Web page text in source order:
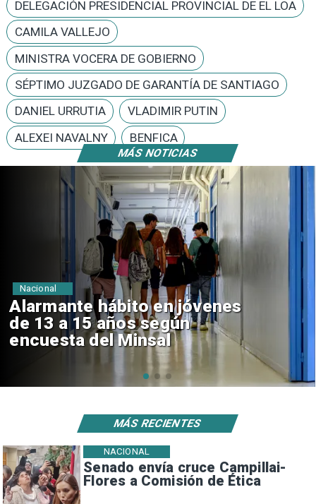
MÁS NOTICIAS
DELEGACIÓN PRESIDENCIAL PROVINCIAL DE EL LOA
CAMILA VALLEJO
MINISTRA VOCERA DE GOBIERNO
SÉPTIMO JUZGADO DE GARANTÍA DE SANTIAGO
DANIEL URRUTIA
VLADIMIR PUTIN
ALEXEI NAVALNY
BENFICA
Aprueban creación del Parque
Sebastián Piñera con inversión
de $4 mil millones
Regiones
Senado envía cruce Campillai-
Flores a Comisión de Ética
NACIONAL
MÁS RECIENTES